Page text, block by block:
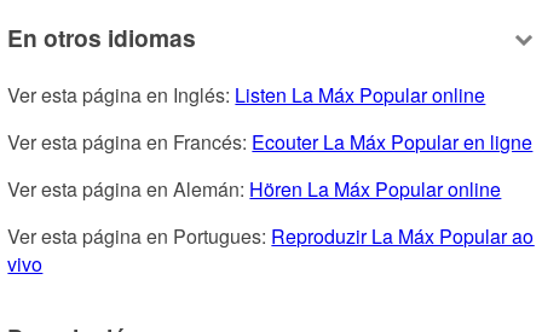
En otros idiomas
Ver esta página en Inglés: Listen La Máx Popular online
Ver esta página en Francés: Ecouter La Máx Popular en ligne
Ver esta página en Alemán: Hören La Máx Popular online
Ver esta página en Portugues: Reproduzir La Máx Popular ao
vivo